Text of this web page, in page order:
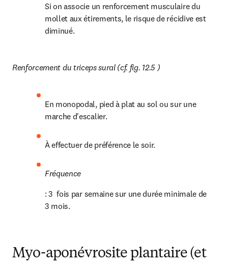
Si on associe un renforcement musculaire du
mollet aux étirements, le risque de récidive est
diminué.
Renforcement du triceps sural (cf. fig. 12.5 )
En monopodal, pied à plat au sol ou sur une
marche d'escalier.
À effectuer de préférence le soir.
Fréquence
: 3  fois par semaine sur une durée minimale de
3 mois.
Myo-aponévrosite plantaire (et